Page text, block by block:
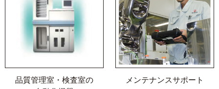
品質管理室・検査室の
メンテナンスサポート